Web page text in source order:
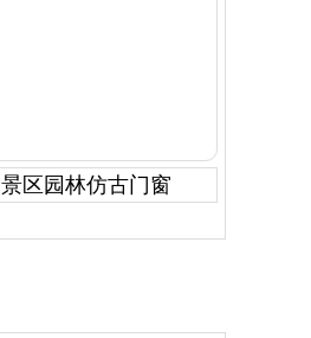
景区园林仿古门窗